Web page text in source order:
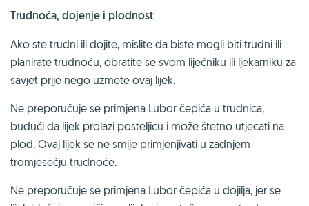
Trudnoća, dojenje i plodnost
Ako ste trudni ili dojite, mislite da biste mogli biti trudni ili
planirate trudnoću, obratite se svom liječniku ili ljekarniku za
savjet prije nego uzmete ovaj lijek.
Ne preporučuje se primjena Lubor čepića u trudnica,
budući da lijek prolazi posteljicu i može štetno utjecati na
plod. Ovaj lijek se ne smije primjenjivati u zadnjem
tromjesečju trudnoće.
Ne preporučuje se primjena Lubor čepića u dojilja, jer se